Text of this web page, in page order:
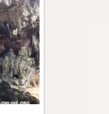
из
181